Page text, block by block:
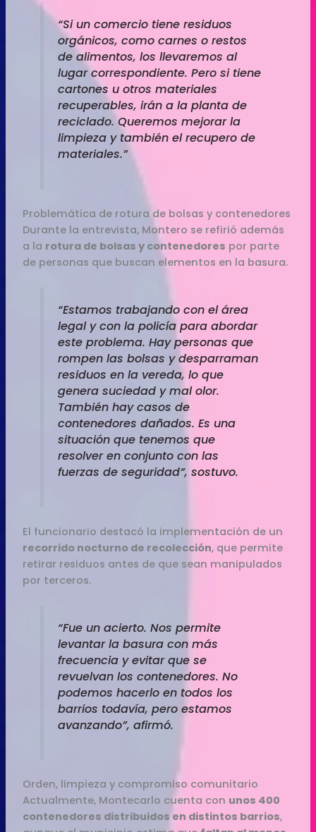
“Si un comercio tiene residuos
orgánicos, como carnes o restos
de alimentos, los llevaremos al
lugar correspondiente. Pero si tiene
cartones u otros materiales
recuperables, irán a la planta de
reciclado. Queremos mejorar la
limpieza y también el recupero de
materiales.”
Problemática de rotura de bolsas y contenedores
Durante la entrevista, Montero se refirió además
a la rotura de bolsas y contenedores por parte
de personas que buscan elementos en la basura.
“Estamos trabajando con el área
legal y con la policía para abordar
este problema. Hay personas que
rompen las bolsas y desparraman
residuos en la vereda, lo que
genera suciedad y mal olor.
También hay casos de
contenedores dañados. Es una
situación que tenemos que
resolver en conjunto con las
fuerzas de seguridad”, sostuvo.
El funcionario destacó la implementación de un
recorrido nocturno de recolección, que permite
retirar residuos antes de que sean manipulados
por terceros.
“Fue un acierto. Nos permite
levantar la basura con más
frecuencia y evitar que se
revuelvan los contenedores. No
podemos hacerlo en todos los
barrios todavía, pero estamos
avanzando”, afirmó.
Orden, limpieza y compromiso comunitario
Actualmente, Montecarlo cuenta con unos 400
contenedores distribuidos en distintos barrios,